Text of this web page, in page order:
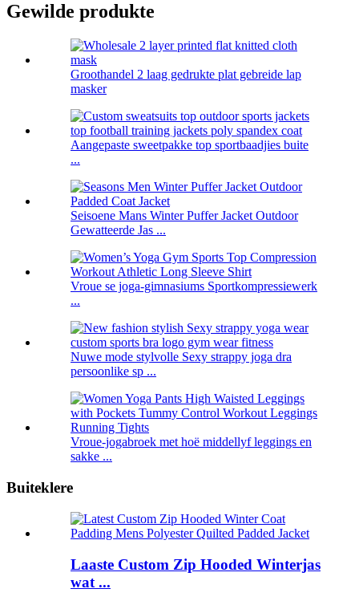
Gewilde produkte
Groothandel 2 laag gedrukte plat gebreide lap
masker
Aangepaste sweetpakke top sportbaadjies buite
...
Seisoene Mans Winter Puffer Jacket Outdoor
Gewatteerde Jas ...
Vroue se joga-gimnasiums Sportkompressiewerk
...
Nuwe mode stylvolle Sexy strappy joga dra
persoonlike sp ...
Vroue-jogabroek met hoë middellyf leggings en
sakke ...
Buiteklere
Laaste Custom Zip Hooded Winterjas
wat ...